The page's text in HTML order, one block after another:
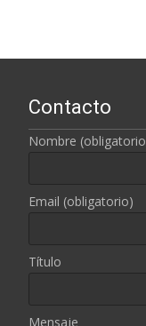
Contacto
Nombre
Email (obligatorio)
Título
Mensaje